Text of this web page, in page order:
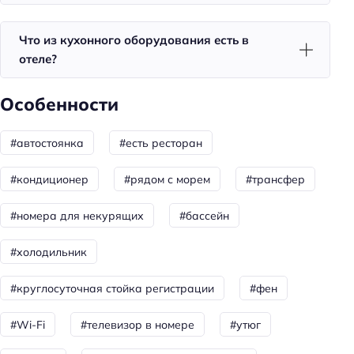
Бассейн
Площадка для пикника
Аниматоры
Тип бассейна: открытый
Для семей
Услуги няни
Детская кровать (4-10 лет): платно
Детский бассейн
Детские кроватки/люльки
Детская кровать (0-1 год): бесплатно
Детская кровать (2-3 года): бесплатно
Что из кухонного оборудования есть в
отеле?
Особенности
#автостоянка #есть ресторан
#кондиционер #рядом с морем #трансфер
#номера для некурящих #бассейн
#холодильник
#круглосуточная стойка регистрации #фен
#Wi-Fi #телевизор в номере #утюг